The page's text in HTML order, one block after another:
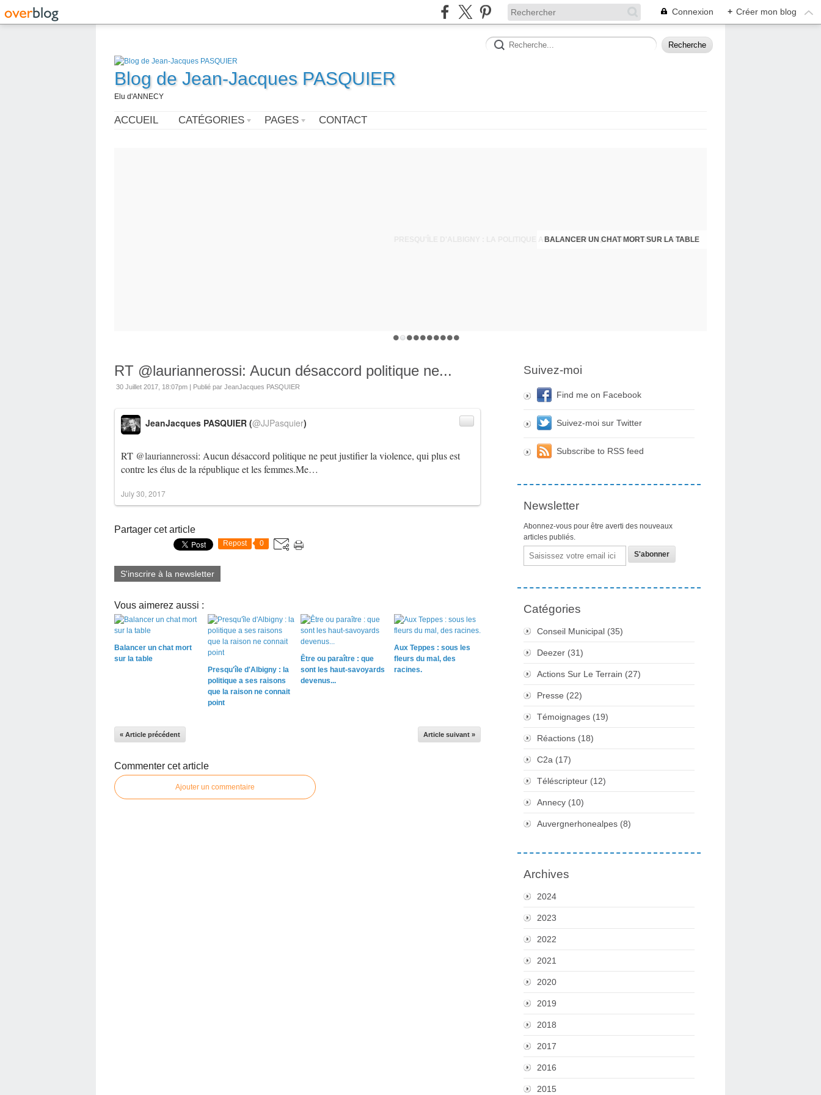
Connexion + Créer mon blog
Blog de Jean-Jacques PASQUIER
Elu d'ANNECY
ACCUEIL CATÉGORIES PAGES CONTACT
BALANCER UN CHAT MORT SUR LA TABLE
PRESQU'ÎLE D'ALBIGNY : LA POLITIQUE A SES RAISONS QUE LA RAISON NE CONNAIT POINT
RT @lauriannerossi: Aucun désaccord politique ne...
30 Juillet 2017, 18:07pm | Publié par JeanJacques PASQUIER
RT @lauriannerossi: Aucun désaccord politique ne peut justifier la violence, qui plus est
contre les élus de la république et les femmes.Me…
JeanJacques PASQUIER (@JJPasquier)
July 30, 2017
Partager cet article
Repost 0
S'inscrire à la newsletter
Vous aimerez aussi :
Balancer un chat mort
sur la table
Presqu'île d'Albigny : la
politique a ses raisons
que la raison ne connait
point
Être ou paraître : que
sont les haut-savoyards
devenus...
Aux Teppes : sous les
fleurs du mal, des
racines.
« Article précédent Article suivant »
Commenter cet article
Ajouter un commentaire
Suivez-moi
Find me on Facebook
Suivez-moi sur Twitter
Subscribe to RSS feed
Newsletter
Abonnez-vous pour être averti des nouveaux
articles publiés.
Email
Catégories
Conseil Municipal (35)
Deezer (31)
Actions Sur Le Terrain (27)
Presse (22)
Témoignages (19)
Réactions (18)
C2a (17)
Téléscripteur (12)
Annecy (10)
Auvergnerhonealpes (8)
Archives
2024
2023
2022
2021
2020
2019
2018
2017
2016
2015